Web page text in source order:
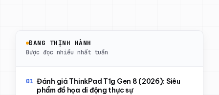
ĐANG THỊNH HÀNH
Được đọc nhiều nhất tuần
Đánh giá ThinkPad T1g Gen 8 (2026): Siêu
phẩm đồ họa di động thực sự